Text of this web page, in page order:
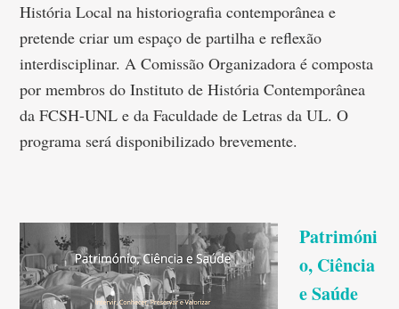
História Local na historiografia contemporânea e
pretende criar um espaço de partilha e reflexão
interdisciplinar. A Comissão Organizadora é composta
por membros do Instituto de História Contemporânea
da FCSH-UNL e da Faculdade de Letras da UL. O
programa será disponibilizado brevemente.
Patrimóni
o, Ciência
e Saúde